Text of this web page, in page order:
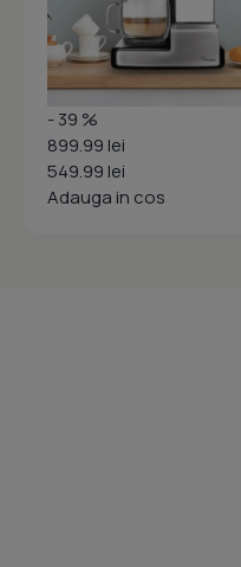
- 39 %
899.99 lei
549.99 lei
Adauga in cos